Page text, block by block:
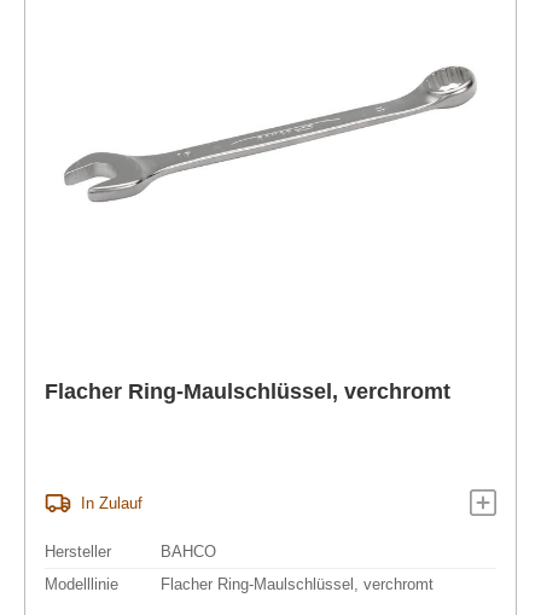
Flacher Ring-Maulschlüssel, verchromt
In Zulauf
Hersteller
BAHCO
Modelllinie
Flacher Ring-Maulschlüssel, verchromt